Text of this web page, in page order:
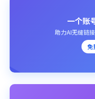
一个账
助力AI无缝链
免